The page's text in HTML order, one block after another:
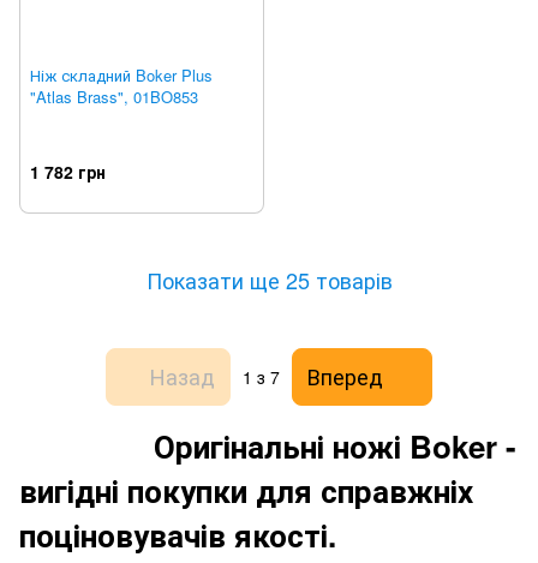
Ніж складний Boker Plus
"Atlas Brass", 01BO853
1 782 грн
Показати ще 25 товарів
Назад 1 з 7 Вперед
Оригінальні ножі Boker -
вигідні покупки для справжніх
поціновувачів якості.